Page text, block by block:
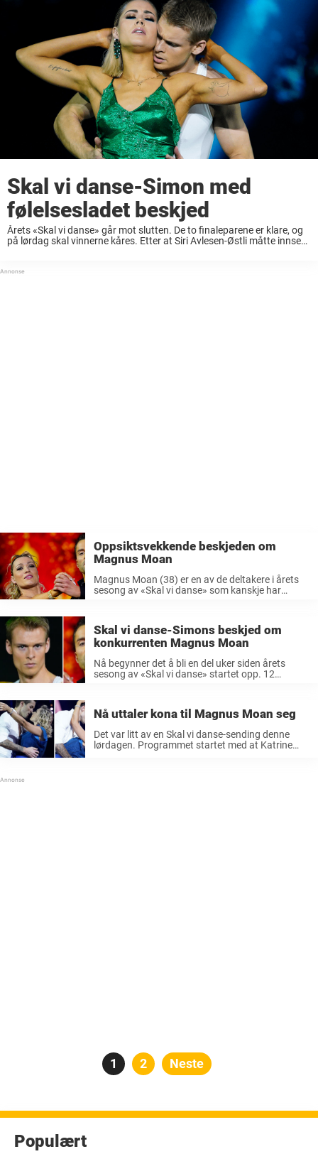
Skal vi danse-Simon med
følelsesladet beskjed
Årets «Skal vi danse» går mot slutten. De to finaleparene er klare, og
på lørdag skal vinnerne kåres. Etter at Siri Avlesen-Østli måtte innse
Oppsiktsvekkende beskjeden om
Magnus Moan
Magnus Moan (38) er en av de deltakere i årets
sesong av «Skal vi danse» som kanskje har
Skal vi danse-Simons beskjed om
konkurrenten Magnus Moan
Nå begynner det å bli en del uker siden årets
sesong av «Skal vi danse» startet opp. 12
Nå uttaler kona til Magnus Moan seg
Det var litt av en Skal vi danse-sending denne
lørdagen. Programmet startet med at Katrine
Posts
Side
1 Side
2 Neste
Populært